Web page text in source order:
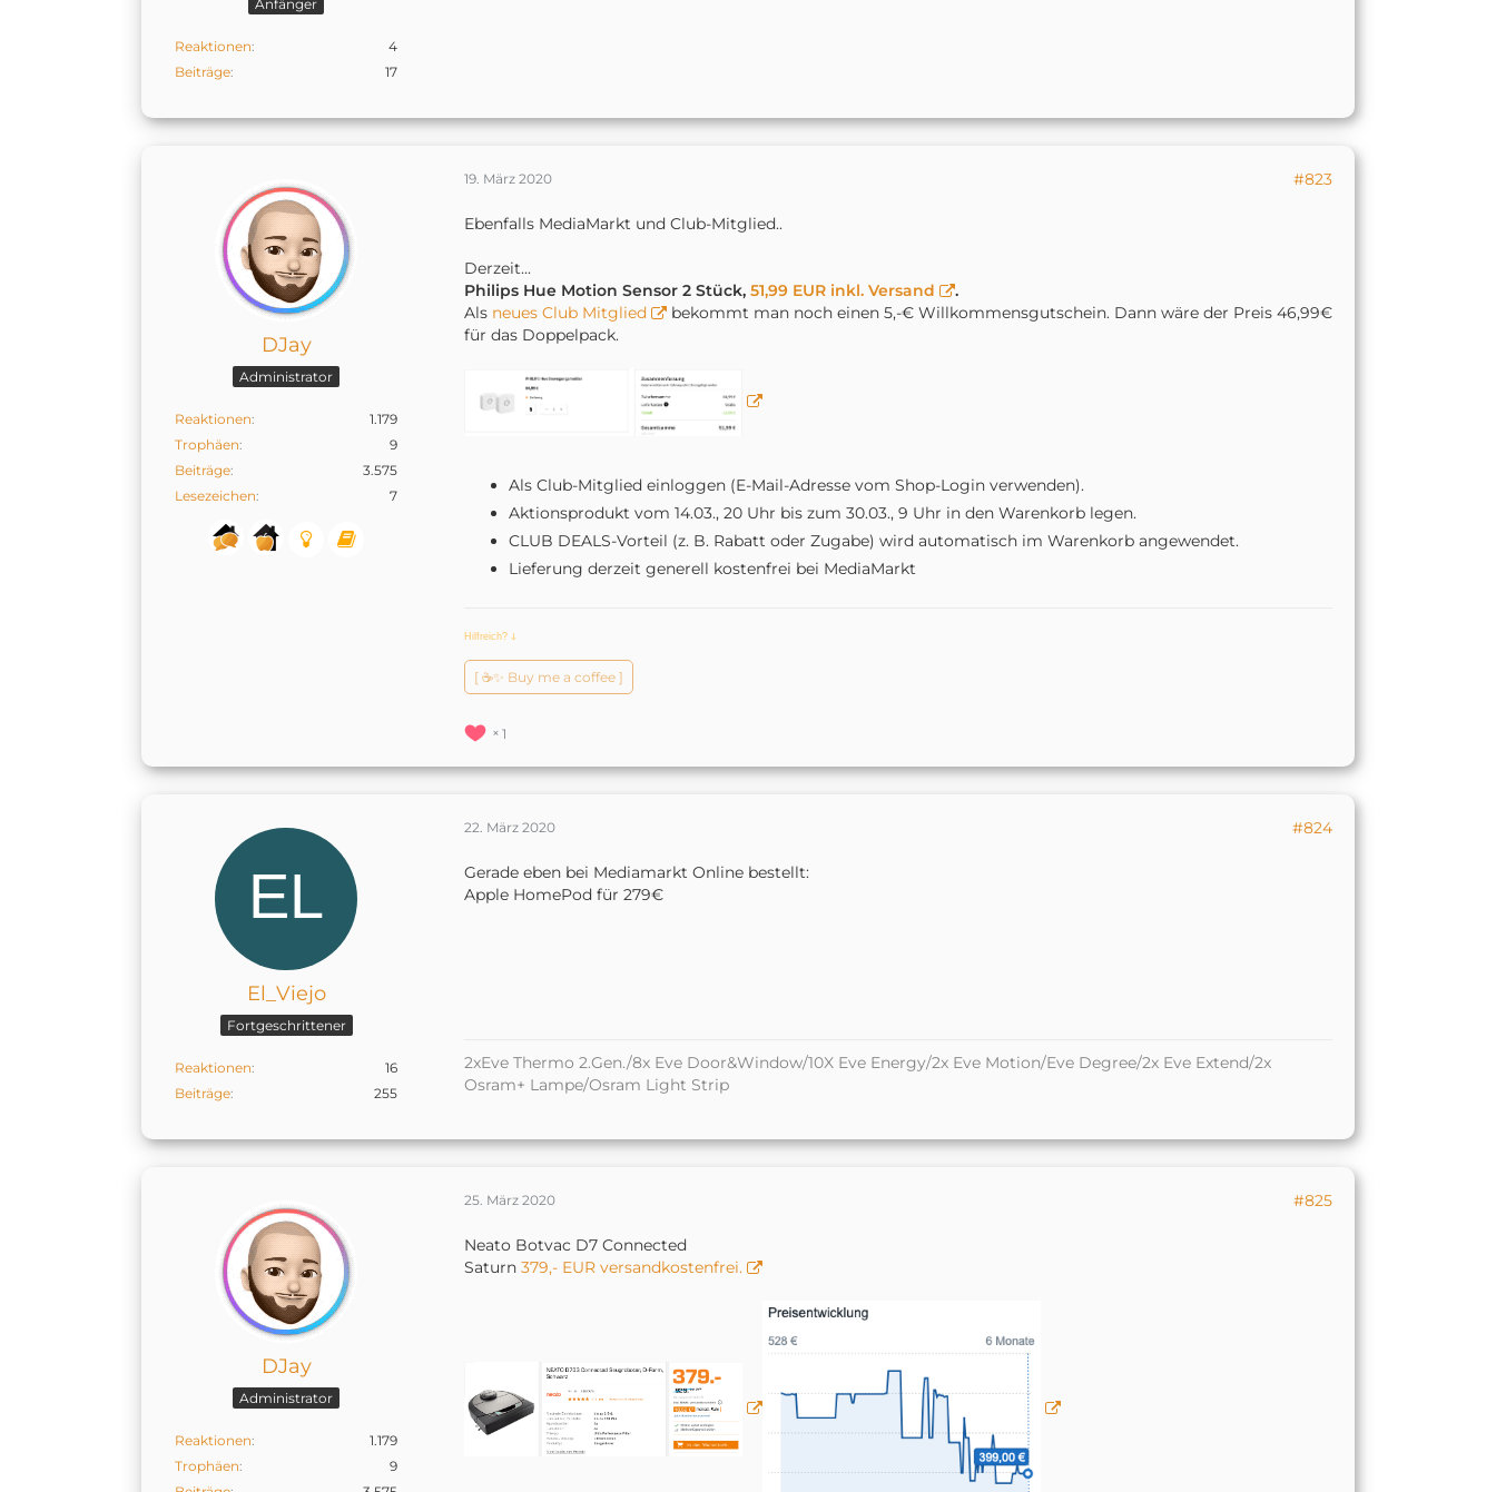
Anfänger
Reaktionen
4
Beiträge
17
DJay
Administrator
Reaktionen
1.179
Trophäen
9
Beiträge
3.575
Lesezeichen
7
19. März 2020 #823
Ebenfalls MediaMarkt und Club-Mitglied..
Derzeit...
Philips Hue Motion Sensor 2 Stück, 51,99 EUR inkl. Versand
.
Als neues Club Mitglied
bekommt man noch einen 5,-€ Willkommensgutschein. Dann wäre der Preis 46,99€
für das Doppelpack.
Als Club-Mitglied einloggen (E-Mail-Adresse vom Shop-Login verwenden).
Aktionsprodukt vom 14.03., 20 Uhr bis zum 30.03., 9 Uhr in den Warenkorb legen.
CLUB DEALS-Vorteil (z. B. Rabatt oder Zugabe) wird automatisch im Warenkorb angewendet.
Lieferung derzeit generell kostenfrei bei MediaMarkt
Hilfreich? ↆ
[ ☕️✨ Buy me a coffee ]
1
El_Viejo
Fortgeschrittener
Reaktionen
16
Beiträge
255
22. März 2020 #824
Gerade eben bei Mediamarkt Online bestellt:
Apple HomePod für 279€
2xEve Thermo 2.Gen./8x Eve Door&Window/10X Eve Energy/2x Eve Motion/Eve Degree/2x Eve Extend/2x
Osram+ Lampe/Osram Light Strip
DJay
Administrator
Reaktionen
1.179
Trophäen
9
25. März 2020 #825
Neato Botvac D7 Connected
Saturn 379,- EUR versandkostenfrei.